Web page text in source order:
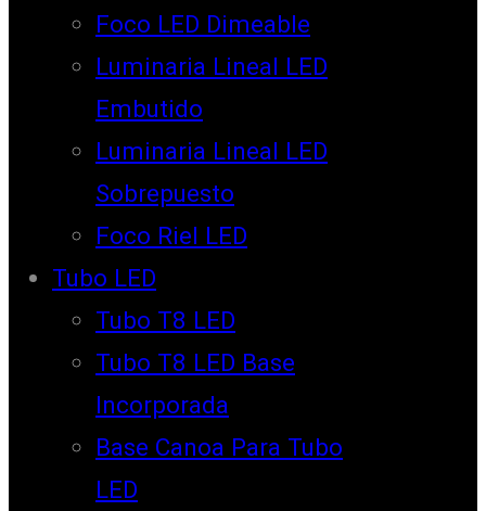
Foco LED Dimeable
Luminaria Lineal LED
Embutido
Luminaria Lineal LED
Sobrepuesto
Foco Riel LED
Tubo LED
Tubo T8 LED
Tubo T8 LED Base
Incorporada
Base Canoa Para Tubo
LED